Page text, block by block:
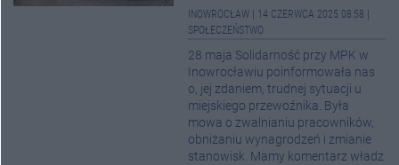
INOWROCŁAW 14 CZERWCA 2025 08:58
SPOŁECZEŃSTWO
28 maja Solidarność przy MPK w
Inowrocławiu poinformowała nas
o, jej zdaniem, trudnej sytuacji u
miejskiego przewoźnika. Była
mowa o zwalnianiu pracowników,
obniżaniu wynagrodzeń i zmianie
stanowisk. Mamy komentarz władz